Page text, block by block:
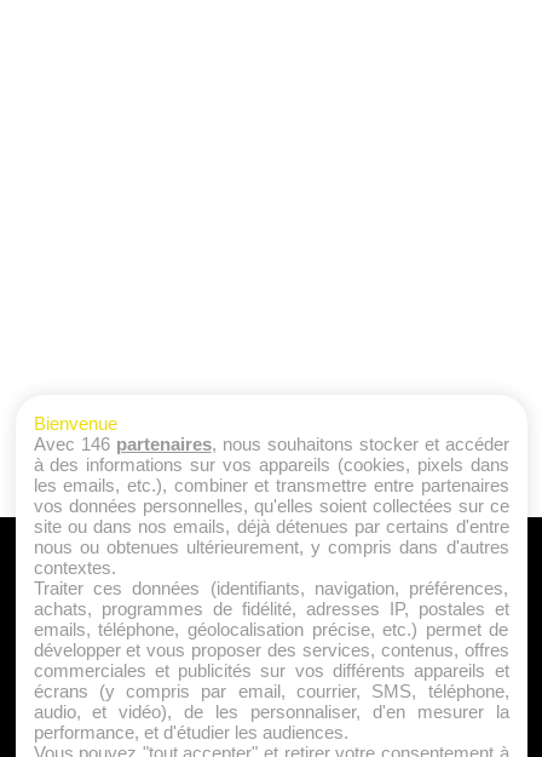
A PROPOS
Qui sommes nous ?
Mentions Légales
Publicité
Politique de Cookies
Contact
Bienvenue
Avec 146 partenaires, nous souhaitons stocker et accéder
à des informations sur vos appareils (cookies, pixels dans
les emails, etc.), combiner et transmettre entre partenaires
vos données personnelles, qu'elles soient collectées sur ce
site ou dans nos emails, déjà détenues par certains d'entre
nous ou obtenues ultérieurement, y compris dans d'autres
contextes.
Traiter ces données (identifiants, navigation, préférences,
achats, programmes de fidélité, adresses IP, postales et
emails, téléphone, géolocalisation précise, etc.) permet de
développer et vous proposer des services, contenus, offres
commerciales et publicités sur vos différents appareils et
écrans (y compris par email, courrier, SMS, téléphone,
audio, et vidéo), de les personnaliser, d'en mesurer la
performance, et d'étudier les audiences.
Vous pouvez "tout accepter" et retirer votre consentement à